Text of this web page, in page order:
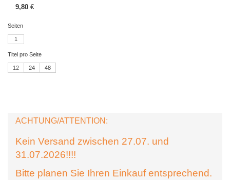
9,80 €
Seiten
1
Titel pro Seite
12 24 48
ACHTUNG/ATTENTION:
Kein Versand zwischen 27.07. und
31.07.2026!!!!
Bitte planen Sie Ihren Einkauf entsprechend.